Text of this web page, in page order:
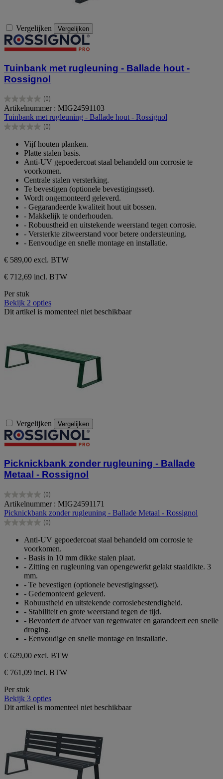
Vergelijken Vergelijken
Tuinbank met rugleuning - Ballade hout -
Rossignol
(0)
0.0
van
de
5
Artikelnummer : MIG24591103
Tuinbank met rugleuning - Ballade hout - Rossignol
(0)
0.0
sterren.
Vijf houten planken.
Platte stalen basis.
Anti-UV gepoedercoat staal behandeld om corrosie te
voorkomen.
Centrale stalen versterking.
Te bevestigen (optionele bevestigingsset).
Wordt ongemonteerd geleverd.
- Gegarandeerde kwaliteit hout uit bossen.
- Makkelijk te onderhouden.
- Robuustheid en uitstekende weerstand tegen corrosie.
- Versterkte zitweerstand voor betere ondersteuning.
- Eenvoudige en snelle montage en installatie.
€ 589,00 excl. BTW
€ 712,69 incl. BTW
Per stuk
Bekijk 2 opties
Dit artikel is momenteel niet beschikbaar
Vergelijken Vergelijken
Picknickbank zonder rugleuning - Ballade
Metaal - Rossignol
(0)
0.0
van
de
5
Artikelnummer : MIG24591171
Picknickbank zonder rugleuning - Ballade Metaal - Rossignol
(0)
0.0
sterren.
Anti-UV gepoedercoat staal behandeld om corrosie te
voorkomen.
- Basis in 10 mm dikke stalen plaat.
- Zitting en rugleuning van opengewerkt gelakt staaldikte. 3
mm.
- Te bevestigen (optionele bevestigingsset).
- Gedemonteerd geleverd.
Robuustheid en uitstekende corrosiebestendigheid.
- Stabiliteit en grote weerstand tegen de tijd.
- Bevordert de afvoer van regenwater en garandeert een snelle
droging.
- Eenvoudige en snelle montage en installatie.
€ 629,00 excl. BTW
€ 761,09 incl. BTW
Per stuk
Bekijk 3 opties
Dit artikel is momenteel niet beschikbaar